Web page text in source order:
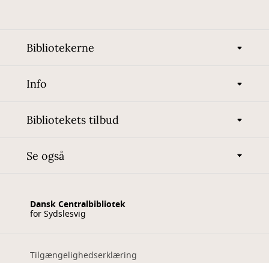
Bibliotekerne
Info
Bibliotekets tilbud
Se også
Dansk Centralbibliotek
for Sydslesvig
Tilgængelighedserklæring